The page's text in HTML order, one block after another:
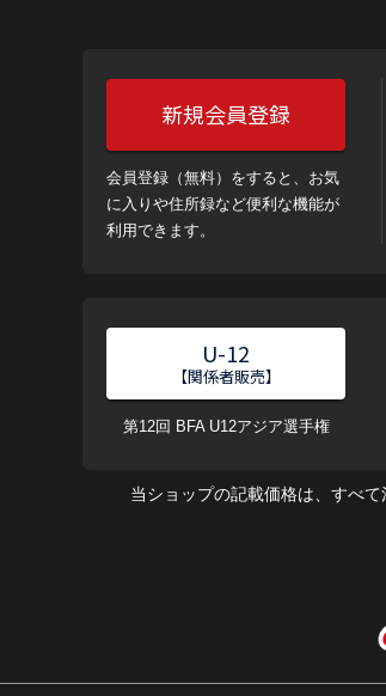
新規会員登録
会員登録（無料）をすると、お気
に入りや住所録など便利な機能が
利用できます。
U-12
【関係者販売】
第12回 BFA U12アジア選手権
当ショップの記載価格は、すべて